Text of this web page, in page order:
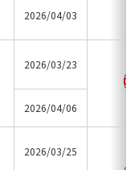
2026/04/03
2026/03/23
2026/04/06
2026/03/25